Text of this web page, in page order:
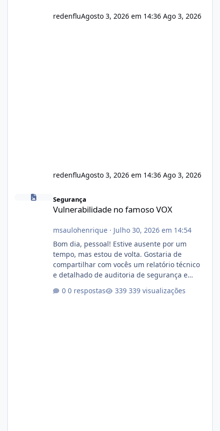
redenfluAgosto 3, 2026 em 14:36 Ago 3, 2026
redenfluAgosto 3, 2026 em 14:36 Ago 3, 2026
Vulnerabilidade no famoso VOX
Segurança
Vulnerabilidade no famoso VOX
msaulohenrique· Julho 30, 2026 em 14:54
Bom dia, pessoal! Estive ausente por um
tempo, mas estou de volta. Gostaria de
compartilhar com vocês um relatório técnico
e detalhado de auditoria de segurança e
atualmente em circulação e comercialização
0 respostas 339 visualizações